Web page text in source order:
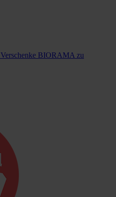
Verschenke BIORAMA zu